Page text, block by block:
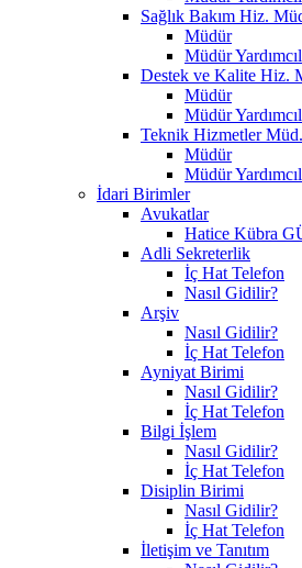
Sağlık Bakım Hiz.
Müdür
Müdür
Destek ve Kalite Hiz.
Müdür
Müdür
Teknik Hizmetler
Müdür
Müdür
İdari Birimler
Avukatlar
Hatice Kübra
Adli Sekreterlik
İç Hat Telefon
Nasıl Gidilir?
Arşiv
Nasıl Gidilir?
İç Hat Telefon
Ayniyat Birimi
Nasıl Gidilir?
İç Hat Telefon
Bilgi İşlem
Nasıl Gidilir?
İç Hat Telefon
Disiplin Birimi
Nasıl Gidilir?
İç Hat Telefon
İletişim ve Tanıtım